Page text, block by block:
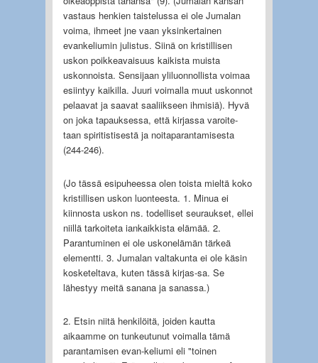
vastaus henkien taistelussa ei ole Jumalan
voima, ihmeet jne vaan yksinkertainen
evankeliumin julistus. Siinä on kristillisen
uskon poikkeavaisuus kaikista muista
uskonnoista. Sensijaan yliluonnollista voimaa
esiintyy kaikilla. Juuri voimalla muut uskonnot
pelaavat ja saavat saaliikseen ihmisiä). Hyvä
on joka tapauksessa, että kirjassa varoite-
taan spiritistisestä ja noitaparantamisesta
(244-246).
(Jo tässä esipuheessa olen toista mieltä koko
kristillisen uskon luonteesta. 1. Minua ei
kiinnosta uskon ns. todelliset seuraukset, ellei
niillä tarkoiteta iankaikkista elämää. 2.
Parantuminen ei ole uskonelämän tärkeä
elementti. 3. Jumalan valtakunta ei ole käsin
kosketeltava, kuten tässä kirjas-sa. Se
lähestyy meitä sanana ja sanassa.)
2. Etsin niitä henkilöitä, joiden kautta
aikaamme on tunkeutunut voimalla tämä
parantamisen evan-keliumi eli "toinen